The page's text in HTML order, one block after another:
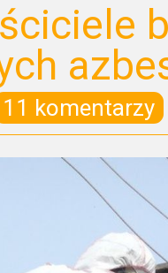
11 komentarzy